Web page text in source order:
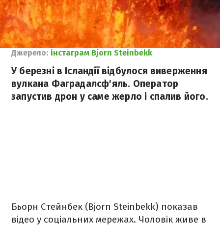
Джерело: інстаграм Bjorn Steinbekk
У березні в Ісландії відбулося виверження
вулкана Фаградалсф'яль. Оператор
запустив дрон у саме жерло і спалив його.
Бьорн Стейнбек (Bjorn Steinbekk) показав
відео у соціальних мережах. Чоловік живе в